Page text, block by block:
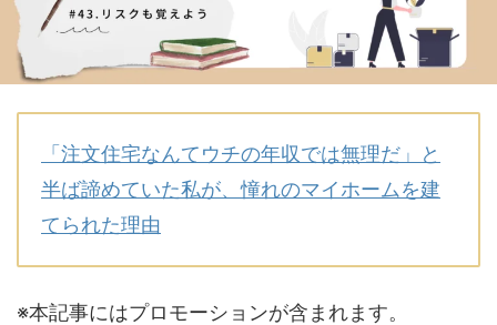
「注文住宅なんてウチの年収では無理だ」と
半ば諦めていた私が、憧れのマイホームを建
てられた理由
※本記事にはプロモーションが含まれます。